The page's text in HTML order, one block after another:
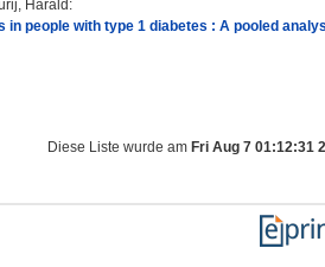
Harald :
people with type 1 diabetes : A pooled
Diese Liste wurde am Fri Aug 7 01:12:31